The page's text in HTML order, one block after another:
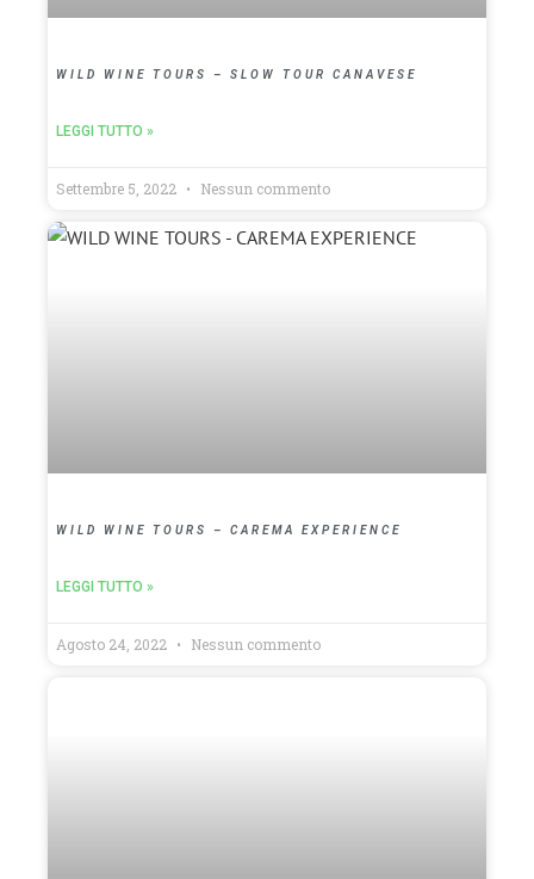
WILD WINE TOURS – SLOW TOUR CANAVESE
LEGGI TUTTO »
Settembre 5, 2022 Nessun commento
WILD WINE TOURS – CAREMA EXPERIENCE
LEGGI TUTTO »
Agosto 24, 2022 Nessun commento